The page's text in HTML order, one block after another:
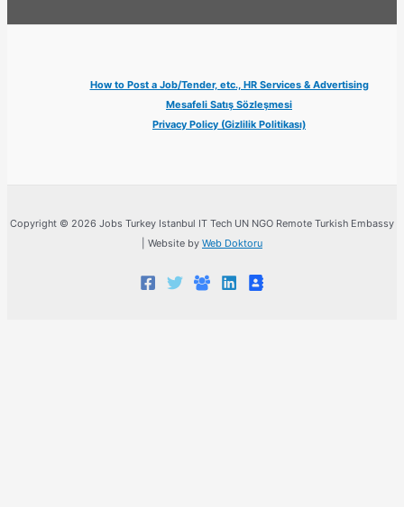
How to Post a Job/Tender, etc., HR Services & Advertising
Mesafeli Satış Sözleşmesi
Privacy Policy (Gizlilik Politikası)
Copyright © 2026 Jobs Turkey Istanbul IT Tech UN NGO Remote Turkish Embassy
| Website by Web Doktoru